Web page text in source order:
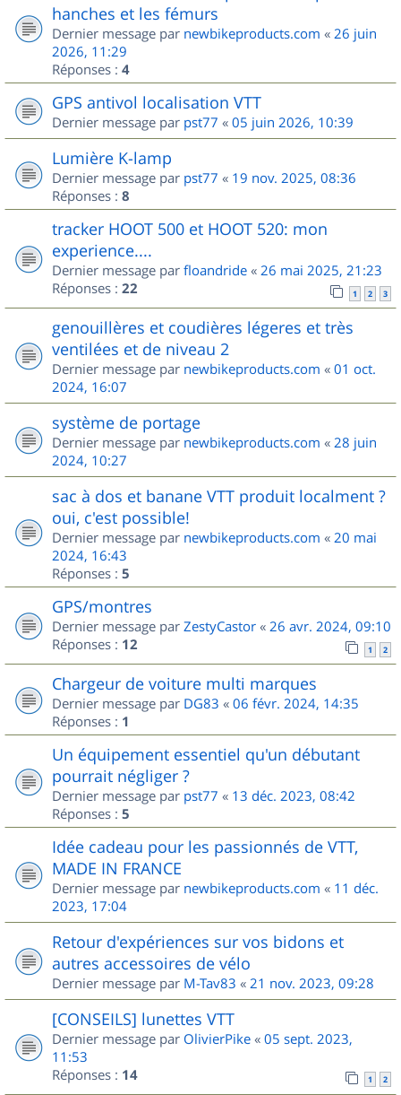
hanches et les fémurs
Dernier message par newbikeproducts.com « 26 juin
2026, 11:29
Réponses : 4
GPS antivol localisation VTT
Dernier message par pst77 « 05 juin 2026, 10:39
Lumière K-lamp
Dernier message par pst77 « 19 nov. 2025, 08:36
Réponses : 8
tracker HOOT 500 et HOOT 520: mon
experience....
Dernier message par floandride « 26 mai 2025, 21:23
Réponses : 22 1 2 3
genouillères et coudières légeres et très
ventilées et de niveau 2
Dernier message par newbikeproducts.com « 01 oct.
2024, 16:07
système de portage
Dernier message par newbikeproducts.com « 28 juin
2024, 10:27
sac à dos et banane VTT produit localment ?
oui, c'est possible!
Dernier message par newbikeproducts.com « 20 mai
2024, 16:43
Réponses : 5
GPS/montres
Dernier message par ZestyCastor « 26 avr. 2024, 09:10
Réponses : 12 1 2
Chargeur de voiture multi marques
Dernier message par DG83 « 06 févr. 2024, 14:35
Réponses : 1
Un équipement essentiel qu'un débutant
pourrait négliger ?
Dernier message par pst77 « 13 déc. 2023, 08:42
Réponses : 5
Idée cadeau pour les passionnés de VTT,
MADE IN FRANCE
Dernier message par newbikeproducts.com « 11 déc.
2023, 17:04
Retour d'expériences sur vos bidons et
autres accessoires de vélo
Dernier message par M-Tav83 « 21 nov. 2023, 09:28
[CONSEILS] lunettes VTT
Dernier message par OlivierPike « 05 sept. 2023,
11:53
Réponses : 14 1 2